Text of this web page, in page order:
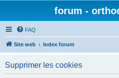
forum -
FAQ
Site web Index forum
Supprimer les cookies